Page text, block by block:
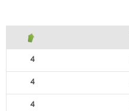
4
4
4